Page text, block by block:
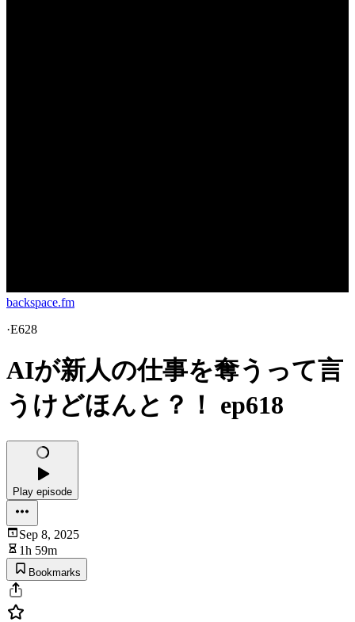
backspace.fm
·E628
AIが新人の仕事を奪うって言
うけどほんと？！ ep618
Play episode
Sep 8, 2025
1h 59m
Bookmarks